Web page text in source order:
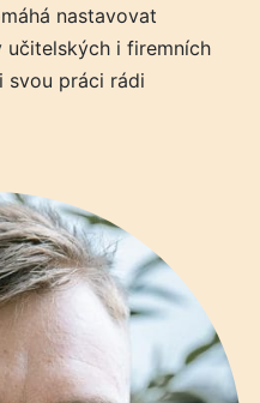
nastavovat
učitelských i firemních
svou práci rádi